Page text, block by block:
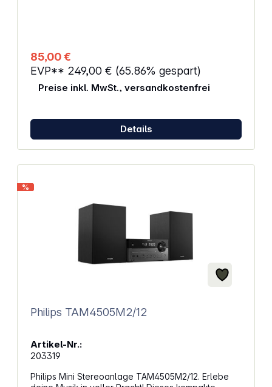
85,00 €
EVP** 249,00 € (65.86% gespart)
Preise inkl. MwSt., versandkostenfrei
Details
%
Philips TAM4505M2/12
Artikel-Nr.:
203319
Philips Mini Stereoanlage TAM4505M2/12. Erlebe